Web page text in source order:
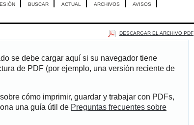
BUSCAR ACTUAL ARCHIVOS AVISOS
DESCARGAR EL ARCHIVO PDF
se debe cargar aquí si su navegador tiene
de PDF (por ejemplo, una versión reciente de
cómo imprimir, guardar y trabajar con PDFs,
una guía útil de Preguntas frecuentes sobre